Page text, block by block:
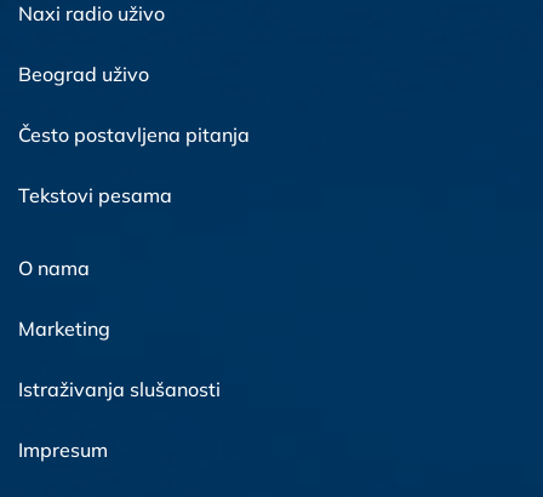
Naxi radio uživo
Beograd uživo
Često postavljena pitanja
Tekstovi pesama
O nama
Marketing
Istraživanja slušanosti
Impresum